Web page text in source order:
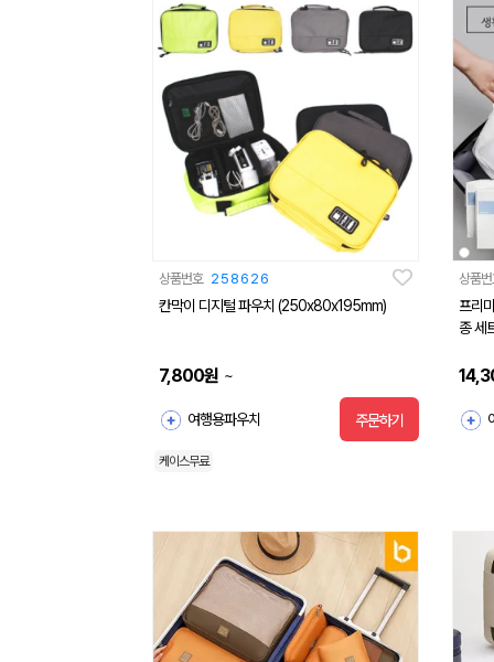
상품번호 258626
칸막이 디지털 파우치 (250x80x195mm)
7,800원 ~
여행용파우치 주문하기
케이스무료
상품
프리
종 세